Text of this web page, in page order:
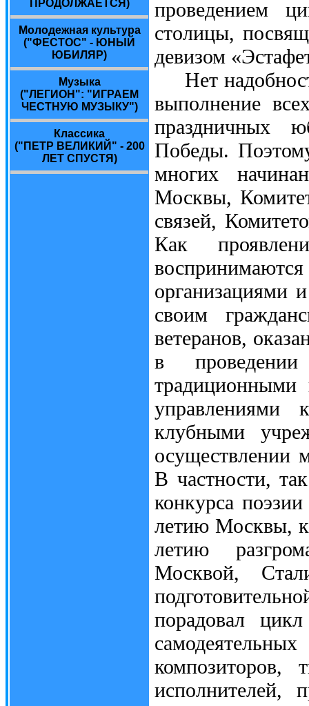
ПРОДОЛЖАЕТСЯ)
Молодежная культура
("ФЕСТОС" - ЮНЫЙ
ЮБИЛЯР)
Музыка
("ЛЕГИОН": "ИГРАЕМ
ЧЕСТНУЮ МУЗЫКУ")
Классика
("ПЕТР ВЕЛИКИЙ" - 200
ЛЕТ СПУСТЯ)
проведением
столицы,
девизом
Нет
выполнение
праздничных
Победы.
многих
Москвы,
связей,
Как
воспринимаются
организациями
своим
ветеранов,
в
традиционными
управлениями
клубными
осуществлении
В частности,
конкурса
летию Москвы,
летию
Москвой,
порадовал
композиторов,
исполнителей,